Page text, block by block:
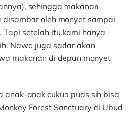
sehingga makanan
oleh monyet sampai
setelah itu kami hanya
Nawa juga sadar akan
makanan di depan monyet
anak-anak cukup puas sih bisa
Forest Sanctuary di Ubud